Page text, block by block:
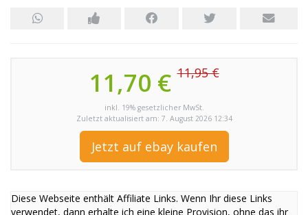
11,70 €11,95 €
inkl. 19% gesetzlicher MwSt.
Zuletzt aktualisiert am: 7. August 2026 12:34
Jetzt auf ebay kaufen
Diese Webseite enthält Affiliate Links. Wenn Ihr diese Links
verwendet, dann erhalte ich eine kleine Provision, ohne das ihr